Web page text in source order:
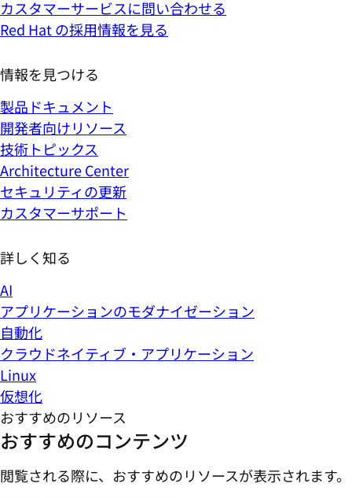
カスタマーサービスに問い合わせる
Red Hat の採用情報を見る
情報を見つける
製品ドキュメント
開発者向けリソース
技術トピックス
Architecture Center
セキュリティの更新
カスタマーサポート
詳しく知る
AI
アプリケーションのモダナイゼーション
自動化
クラウドネイティブ・アプリケーション
Linux
仮想化
おすすめのリソース
おすすめのコンテンツ
閲覧される際に、おすすめのリソースが表示されます。